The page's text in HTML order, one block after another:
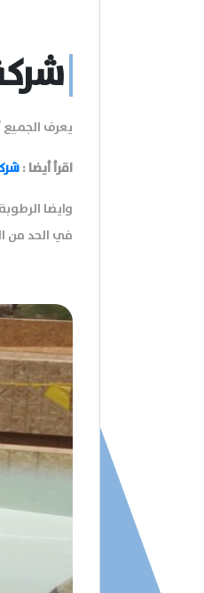
يعرف الجميع
اقرأ أيضا :
وايضا
في الحد من